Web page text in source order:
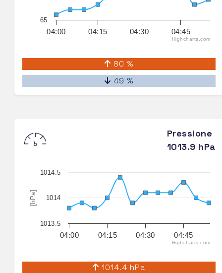
04:00 04:15 04:30 04:45
65
Highcharts.com
80 %
49 %
Pressione
1013.9 hPa
[hPa]
04:00 04:15 04:30 04:45
1013.5
1014
1014.5
Highcharts.com
1014.4 hPa